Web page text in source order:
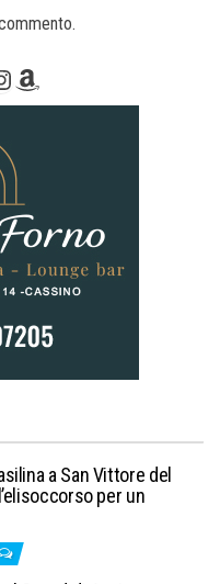
Amazon
a San Vittore del
per un